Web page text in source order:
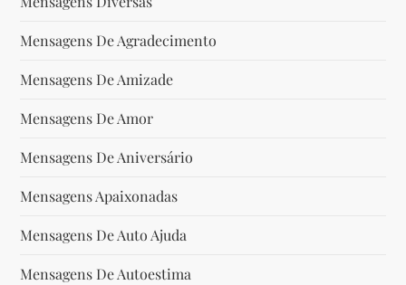
Mensagens De Agradecimento
Mensagens De Amizade
Mensagens De Amor
Mensagens De Aniversário
Mensagens Apaixonadas
Mensagens De Auto Ajuda
Mensagens De Autoestima